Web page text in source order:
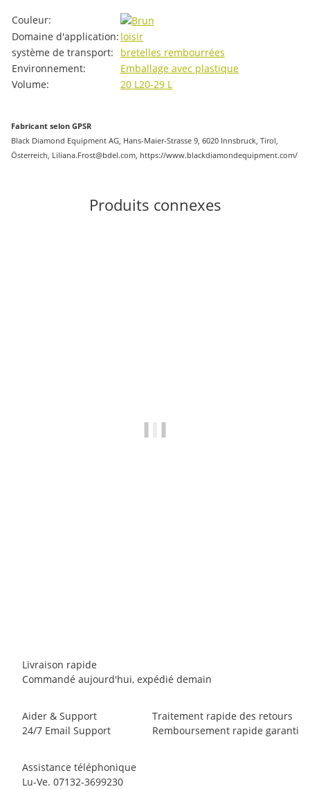
#productDetails.itemInformation#
#productDetails.itemValue#
Couleur:
Domaine d'application: loisir
système de transport:
bretelles rembourrées
Environnement:
Emballage avec plastique
Volume:
20 L 20-29 L
Fabricant selon GPSR
Black Diamond Equipment AG, Hans-Maier-Strasse 9, 6020 Innsbruck, Tirol,
Österreich, Liliana.Frost@bdel.com, https://www.blackdiamondequipment.com/
Produits connexes
Livraison rapide
Commandé aujourd'hui, expédié demain
Aider & Support
24/7 Email Support
Traitement rapide des retours
Remboursement rapide garanti
Assistance téléphonique
Lu-Ve. 07132-3699230